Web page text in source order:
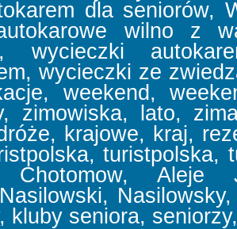
dla seniorów,
wilno z
wycieczki
wycieczki ze
weekend,
zimowiska, lato,
krajowe, kraj,
Chotomow, Aleje
kluby seniora,